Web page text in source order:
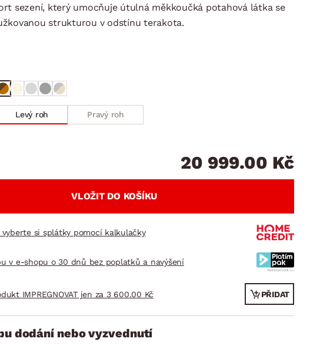
ZAHRADNÍ DOPLŇKY VÁNOCE
Zahradní doplňky
sezení, který umocňuje útulná měkkoučká potahová látka se
strukturou v odstínu terakota.
Levý roh Pravý roh
20 999.00 Kč
VLOŽIT DO KOŠÍKU
si splátky pomocí kalkulačky
v e-shopu o 30 dnů bez poplatků a navýšení
IMPREGNOVAT jen za 3 600.00 Kč PŘIDAT
dodání nebo vyzvednutí